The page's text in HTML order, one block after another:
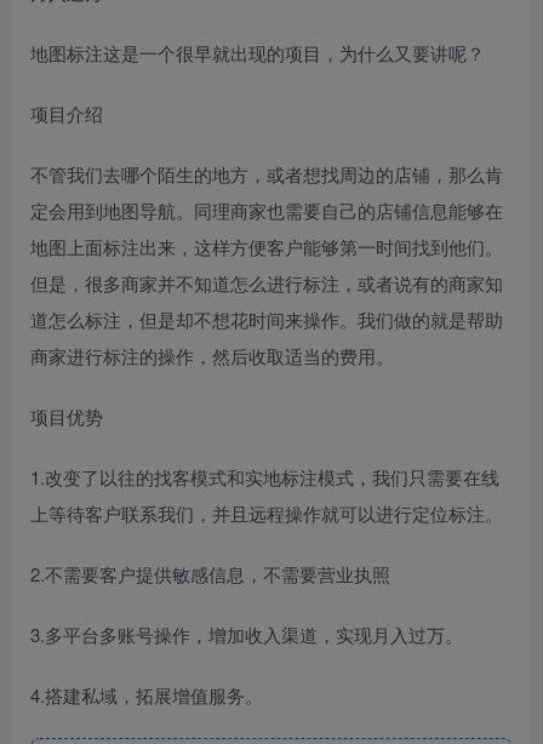
地图标注这是一个很早就出现的项目，为什么又要讲呢？
项目介绍
不管我们去哪个陌生的地方，或者想找周边的店铺，那么肯
定会用到地图导航。同理商家也需要自己的店铺信息能够在
地图上面标注出来，这样方便客户能够第一时间找到他们。
但是，很多商家并不知道怎么进行标注，或者说有的商家知
道怎么标注，但是却不想花时间来操作。我们做的就是帮助
商家进行标注的操作，然后收取适当的费用。
项目优势
1.改变了以往的找客模式和实地标注模式，我们只需要在线
上等待客户联系我们，并且远程操作就可以进行定位标注。
2.不需要客户提供敏感信息，不需要营业执照
3.多平台多账号操作，增加收入渠道，实现月入过万。
4.搭建私域，拓展增值服务。